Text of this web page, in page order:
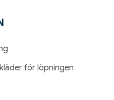
för löpningen